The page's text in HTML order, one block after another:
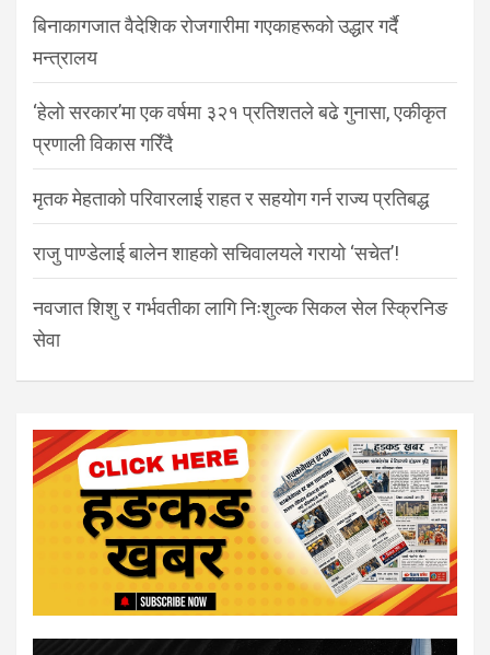
बिनाकागजात वैदेशिक रोजगारीमा गएकाहरूको उद्धार गर्दै
मन्त्रालय
‘हेलो सरकार’मा एक वर्षमा ३२१ प्रतिशतले बढे गुनासा, एकीकृत
प्रणाली विकास गरिँदै
मृतक मेहताको परिवारलाई राहत र सहयोग गर्न राज्य प्रतिबद्ध
राजु पाण्डेलाई बालेन शाहको सचिवालयले गरायो ‘सचेत’!
नवजात शिशु र गर्भवतीका लागि निःशुल्क सिकल सेल स्क्रिनिङ
सेवा